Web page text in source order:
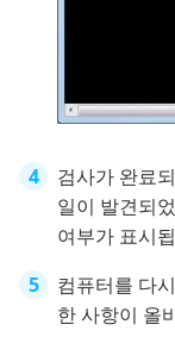
검사가 완료
일이 발견되
여부가 표시
컴퓨터를 다
한 사항이 올